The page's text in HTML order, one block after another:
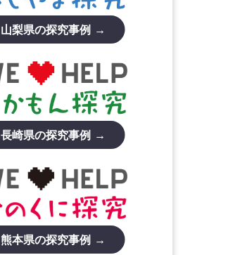
山梨県の探究事例 →
長崎県の探究事例 →
熊本県の探究事例 →